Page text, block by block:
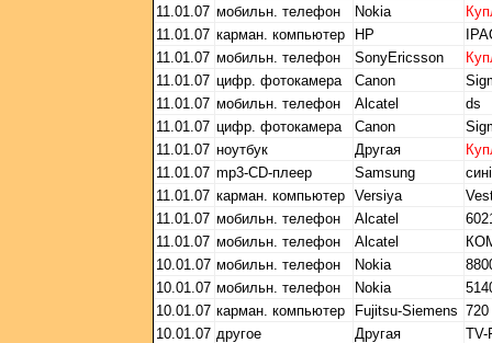
11.01.07 мобильн. телефон Nokia
11.01.07 карман. компьютер HP
11.01.07 мобильн. телефон SonyEricsson
11.01.07 цифр. фотокамера Canon
11.01.07 мобильн. телефон Alcatel
ds
11.01.07 цифр. фотокамера Canon
11.01.07 ноутбук Другая
11.01.07 mp3-CD-плеер Samsung
11.01.07 карман. компьютер Versiya
11.01.07 мобильн. телефон Alcatel
11.01.07 мобильн. телефон Alcatel
10.01.07 мобильн. телефон Nokia
10.01.07 мобильн. телефон Nokia
10.01.07 карман. компьютер Fujitsu-Siemens 720
10.01.07 другое Другая
TV-